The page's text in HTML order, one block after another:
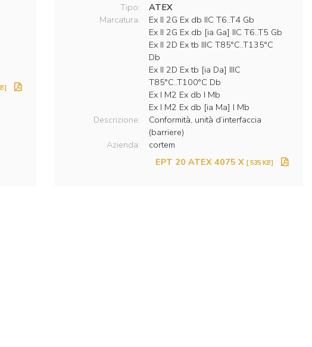
Tipo:
ATEX
Marcatura:
Ex II 2G Ex db IIC T6..T4 Gb
Ex II 2G Ex db [ia Ga] IIC T6..T5 Gb
Ex II 2D Ex tb IIIC T85°C..T135°C
Db
Ex II 2D Ex tb [ia Da] IIIC
T85°C..T100°C Db
Ex I M2 Ex db I Mb
Ex I M2 Ex db [ia Ma] I Mb
Descrizione:
Conformità, unità d’interfaccia
(barriere)
Azienda:
cortem
EPT 20 ATEX 4075 X[ 535 KB]